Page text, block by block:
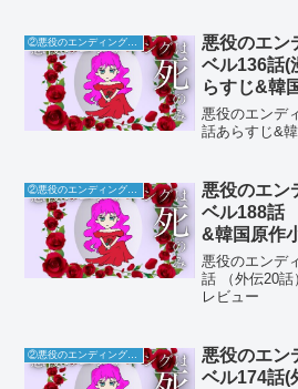
悪役のエン
ベル136話(
らすじ&韓
悪役のエンデ
話あらすじ&
悪役のエン
ベル188話
&韓国原作
悪役のエンデ
話 （外伝20
レビュー
②悪役のエンディングは死のみ
悪役のエン
ベル174話(